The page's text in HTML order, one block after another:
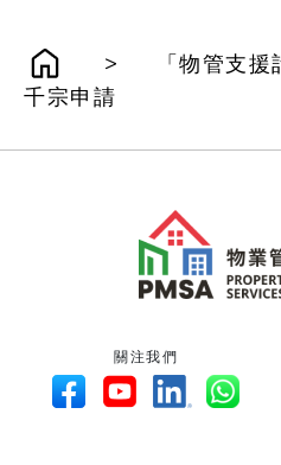
>
「物管支
千宗申請
關注我們